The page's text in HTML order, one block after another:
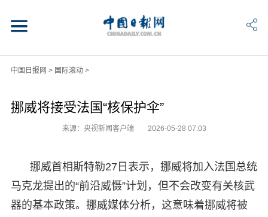
中国日报网 > 国际滚动>
挪威将接受法国“核保护伞”
来源：央视新闻客户端 2026-05-28 07:03
挪威首相斯特勒27日表示，挪威将加入法国总统
马克龙提出的“前沿威慑”计划，但不会改变有关核武
器的基本政策。挪威媒体分析，这意味着挪威将被